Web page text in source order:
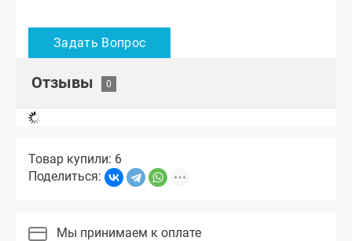
Отзывы
Товар купили: 6
Поделиться:
Мы принимаем к оплате